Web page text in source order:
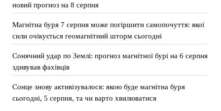
новий прогноз на 8 серпня
Магнітна буря 7 серпня може погіршити самопочуття: якої
сили очікується геомагнітний шторм сьогодні
Сонячний удар по Землі: прогноз магнітної бурі на 6 серпня
здивував фахівців
Сонце знову активізувалося: якою буде магнітна буря
сьогодні, 5 серпня, та чи варто хвилюватися